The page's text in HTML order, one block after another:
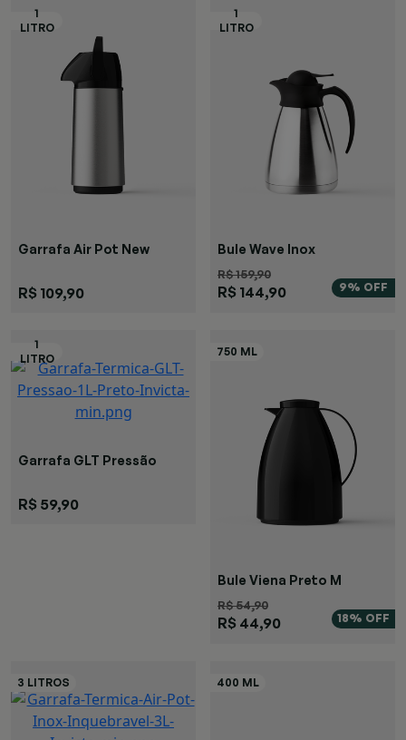
Garrafa Air Pot New
R$ 109,90
Bule Wave Inox
R$ 159,90
R$ 144,90 9% OFF
Garrafa GLT Pressão
R$ 59,90
Bule Viena Preto M
R$ 54,90
R$ 44,90 18% OFF